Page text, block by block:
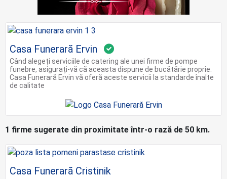
Casa Funerară Ervin
Când alegeți serviciile de catering ale unei firme de pompe
funebre, asigurați-vă că aceasta dispune de bucătărie proprie.
Casa Funerară Ervin vă oferă aceste servicii la standarde înalte
de calitate
1 firme sugerate din proximitate într-o rază de 50 km.
Casa Funerară Cristinik